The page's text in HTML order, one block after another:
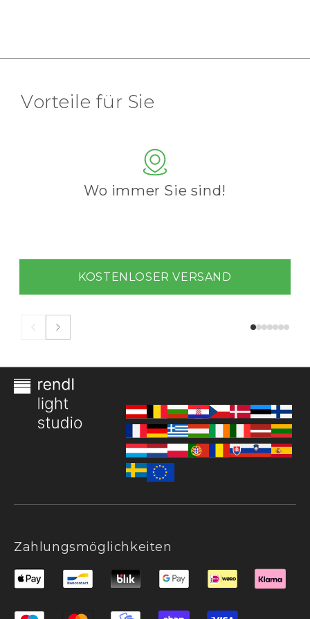
Vorteile für Sie
Wo immer Sie sind!
KOSTENLOSER VERSAND
Zahlungsmöglichkeiten